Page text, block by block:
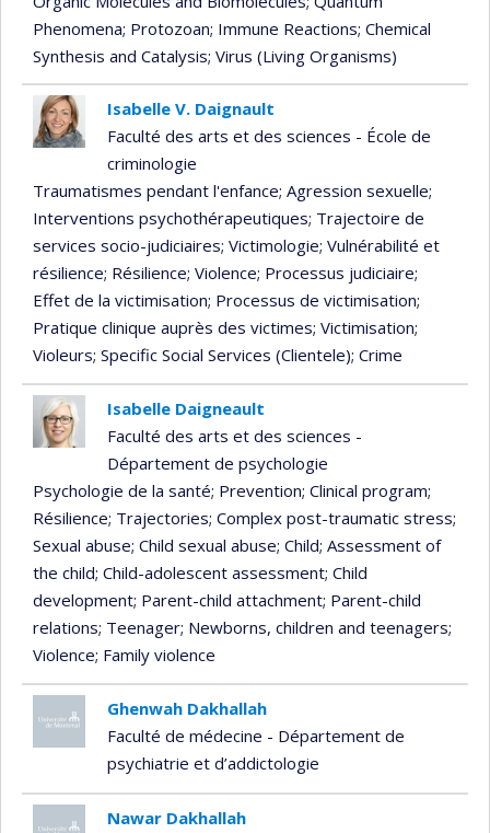
Phenomena; Protozoan; Immune Reactions; Chemical
Synthesis and Catalysis; Virus (Living Organisms)
Isabelle V. Daignault
Faculté des arts et des sciences - École de
criminologie
Traumatismes pendant l'enfance; Agression sexuelle;
Interventions psychothérapeutiques; Trajectoire de
services socio-judiciaires; Victimologie; Vulnérabilité et
résilience; Résilience; Violence; Processus judiciaire;
Effet de la victimisation; Processus de victimisation;
Pratique clinique auprès des victimes; Victimisation;
Violeurs; Specific Social Services (Clientele); Crime
Isabelle Daigneault
Faculté des arts et des sciences -
Département de psychologie
Psychologie de la santé; Prevention; Clinical program;
Résilience; Trajectories; Complex post-traumatic stress;
Sexual abuse; Child sexual abuse; Child; Assessment of
the child; Child-adolescent assessment; Child
development; Parent-child attachment; Parent-child
relations; Teenager; Newborns, children and teenagers;
Violence; Family violence
Ghenwah Dakhallah
Faculté de médecine - Département de
psychiatrie et d’addictologie
Nawar Dakhallah